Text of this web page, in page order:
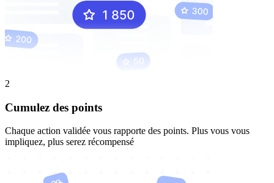
2
Cumulez des points
Chaque action validée vous rapporte des points. Plus vous vous
impliquez, plus serez récompensé